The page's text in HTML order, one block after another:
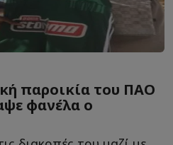
παροικία του ΠΑΟ
φανέλα ο